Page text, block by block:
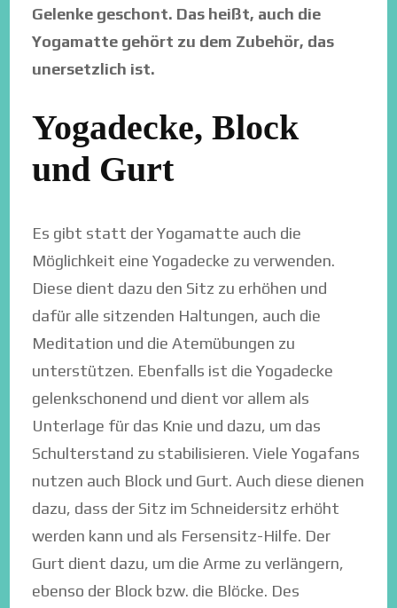
Gelenke geschont. Das heißt, auch die
Yogamatte gehört zu dem Zubehör, das
unersetzlich ist.
Yogadecke, Block
und Gurt
Es gibt statt der Yogamatte auch die
Möglichkeit eine Yogadecke zu verwenden.
Diese dient dazu den Sitz zu erhöhen und
dafür alle sitzenden Haltungen, auch die
Meditation und die Atemübungen zu
unterstützen. Ebenfalls ist die Yogadecke
gelenkschonend und dient vor allem als
Unterlage für das Knie und dazu, um das
Schulterstand zu stabilisieren. Viele Yogafans
nutzen auch Block und Gurt. Auch diese dienen
dazu, dass der Sitz im Schneidersitz erhöht
werden kann und als Fersensitz-Hilfe. Der
Gurt dient dazu, um die Arme zu verlängern,
ebenso der Block bzw. die Blöcke. Des